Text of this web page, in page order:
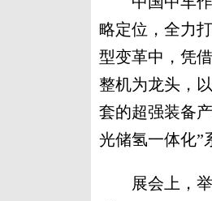
略定位，全力
型变革中，凭
整机为龙头，
套的超强装备
光储氢一体化”
展会上，举